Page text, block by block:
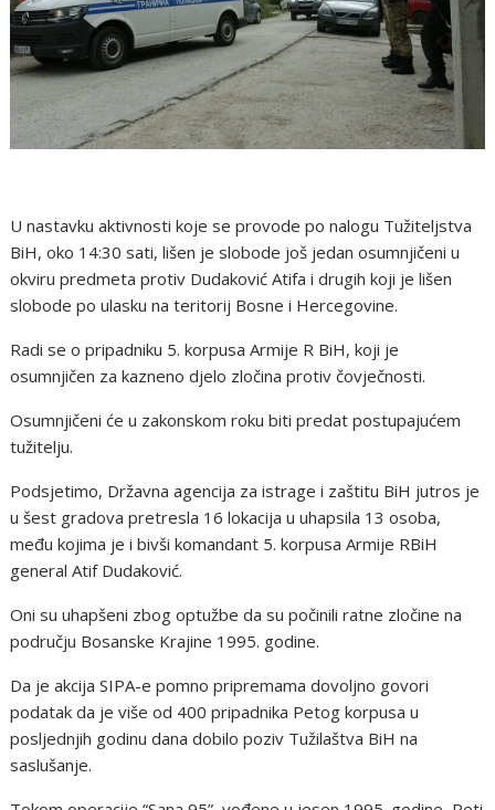
U nastavku aktivnosti koje se provode po nalogu Tužiteljstva
BiH, oko 14:30 sati, lišen je slobode još jedan osumnjičeni u
okviru predmeta protiv Dudaković Atifa i drugih koji je lišen
slobode po ulasku na teritorij Bosne i Hercegovine.
Radi se o pripadniku 5. korpusa Armije R BiH, koji je
osumnjičen za kazneno djelo zločina protiv čovječnosti.
Osumnjičeni će u zakonskom roku biti predat postupajućem
tužitelju.
Podsjetimo, Državna agencija za istrage i zaštitu BiH jutros je
u šest gradova pretresla 16 lokacija u uhapsila 13 osoba,
među kojima je i bivši komandant 5. korpusa Armije RBiH
general Atif Dudaković.
Oni su uhapšeni zbog optužbe da su počinili ratne zločine na
području Bosanske Krajine 1995. godine.
Da je akcija SIPA-e pomno pripremama dovoljno govori
podatak da je više od 400 pripadnika Petog korpusa u
posljednjih godinu dana dobilo poziv Tužilaštva BiH na
saslušanje.